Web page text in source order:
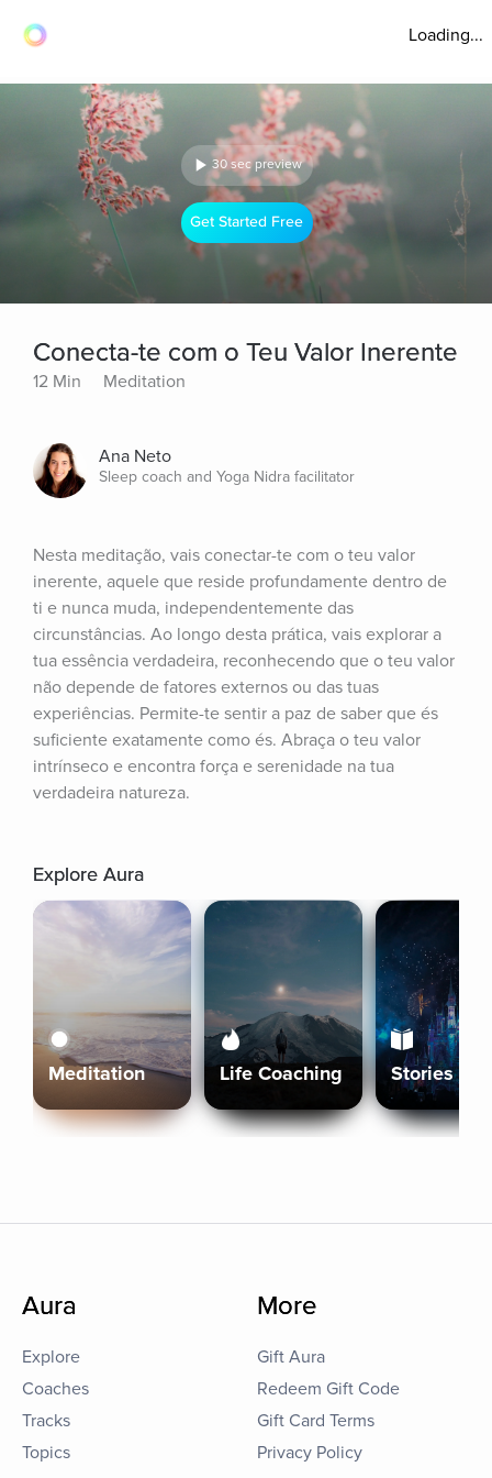
Loading...
30 sec preview
Get Started Free
Conecta-te com o Teu Valor Inerente
12 Min Meditation
Ana Neto
Sleep coach and Yoga Nidra facilitator
Nesta meditação, vais conectar-te com o teu valor
inerente, aquele que reside profundamente dentro de
ti e nunca muda, independentemente das
circunstâncias. Ao longo desta prática, vais explorar a
tua essência verdadeira, reconhecendo que o teu valor
não depende de fatores externos ou das tuas
experiências. Permite-te sentir a paz de saber que és
suficiente exatamente como és. Abraça o teu valor
intrínseco e encontra força e serenidade na tua
verdadeira natureza.
Explore Aura
Meditation Life Coaching Stories
Aura
Explore
Coaches
Tracks
Topics
More
Gift Aura
Redeem Gift Code
Gift Card Terms
Privacy Policy